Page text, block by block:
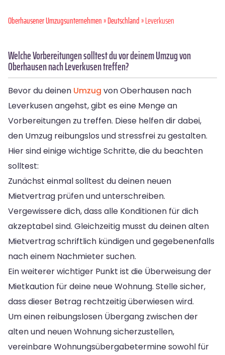
Oberhausener Umzugsunternehmen»Deutschland» Leverkusen
Welche Vorbereitungen solltest du vor deinem Umzug von
Oberhausen nach Leverkusen treffen?
Bevor du deinen Umzug von Oberhausen nach
Leverkusen angehst, gibt es eine Menge an
Vorbereitungen zu treffen. Diese helfen dir dabei,
den Umzug reibungslos und stressfrei zu gestalten.
Hier sind einige wichtige Schritte, die du beachten
solltest:
Zunächst einmal solltest du deinen neuen
Mietvertrag prüfen und unterschreiben.
Vergewissere dich, dass alle Konditionen für dich
akzeptabel sind. Gleichzeitig musst du deinen alten
Mietvertrag schriftlich kündigen und gegebenenfalls
nach einem Nachmieter suchen.
Ein weiterer wichtiger Punkt ist die Überweisung der
Mietkaution für deine neue Wohnung. Stelle sicher,
dass dieser Betrag rechtzeitig überwiesen wird.
Um einen reibungslosen Übergang zwischen der
alten und neuen Wohnung sicherzustellen,
vereinbare Wohnungsübergabetermine sowohl für